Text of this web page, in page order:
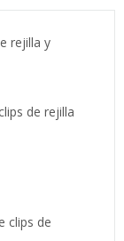
rejilla y
de rejilla
clips de